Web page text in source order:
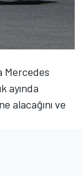
Mercedes
ayında
alacağını ve